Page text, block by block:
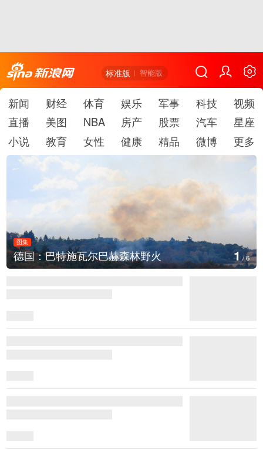
标准版 智能版
新闻 财经 体育 娱乐 军事 科技
视频
直播
美图 NBA 房产 股票 汽车
星座
小说
教育 女性 健康 精品 微博 更多
火
图集
乌克兰首都基辅等地传出强烈
2/6